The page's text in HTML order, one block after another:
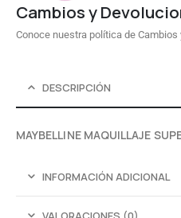
Cambios y
Conoce nuestra política de Cambios
DESCRIPCIÓN
MAYBELLINE MAQUILLAJE
INFORMACIÓN ADICIONAL